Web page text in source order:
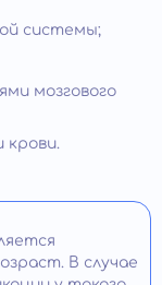
системы;
мозгового
В случае